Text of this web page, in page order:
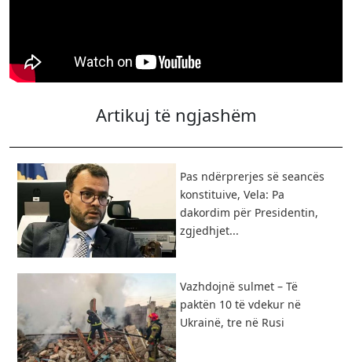
Artikuj të ngjashëm
Pas ndërprerjes së seancës
konstituive, Vela: Pa
dakordim për Presidentin,
zgjedhjet...
Vazhdojnë sulmet – Të
paktën 10 të vdekur në
Ukrainë, tre në Rusi